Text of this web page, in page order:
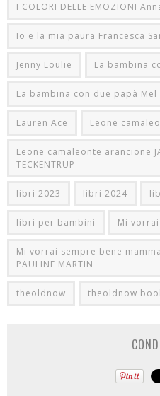
I COLORI DELLE EMOZIONI
Io e la mia paura Francesca
Jenny Loulie La bambina
La bambina con due papà
Lauren Ace Leone
Leone camaleonte arancione
TECKENTRUP
libri 2023 libri 2024
libri per bambini Mi
Mi vorrai sempre bene
PAULINE MARTIN
theoldnow theoldnow